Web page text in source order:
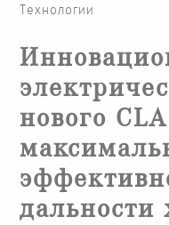
Технологии
нового
дальности